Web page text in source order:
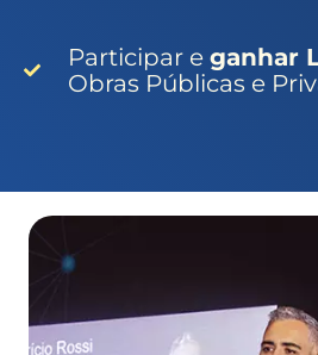
Participar e ganhar
Obras Públicas e